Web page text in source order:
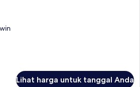
Lihat harga untuk tanggal Anda